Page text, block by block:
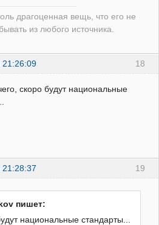
драгоценная вещь, что его не
из любого источника.
18
21:26:09
скоро будут национальные
19
пишет:
национальные стандарты...